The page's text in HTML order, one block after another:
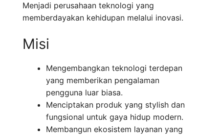
Menjadi perusahaan teknologi yang
memberdayakan kehidupan melalui inovasi.
Misi
Mengembangkan teknologi terdepan
yang memberikan pengalaman
pengguna luar biasa.
Menciptakan produk yang stylish dan
fungsional untuk gaya hidup modern.
Membangun ekosistem layanan yang